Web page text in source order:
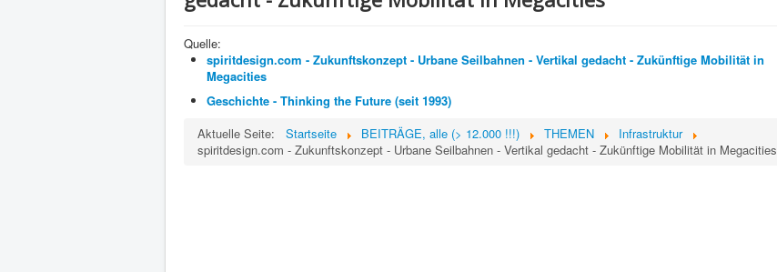
Quelle:
spiritdesign.com - Zukunftskonzept - Urbane Seilbahnen - Vertikal gedacht - Zukünftige Mobilität in
Megacities
Geschichte - Thinking the Future (seit 1993)
Aktuelle Seite:
Startseite BEITRÄGE, alle (> 12.000 !!!) THEMEN
Infrastruktur
spiritdesign.com - Zukunftskonzept - Urbane Seilbahnen - Vertikal gedacht - Zukünftige Mobilität in Megacities